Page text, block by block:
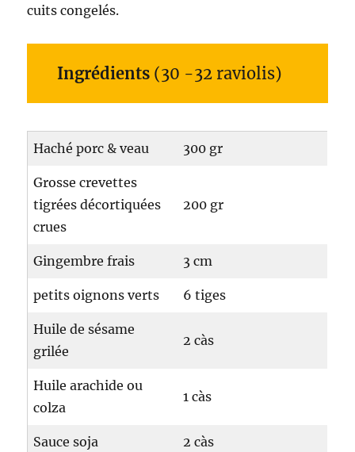
cuits congelés.
Ingrédients (30 -32 raviolis)
Haché porc & veau 300 gr
Grosse crevettes
tigrées décortiquées
crues
200 gr
Gingembre frais 3 cm
petits oignons verts 6 tiges
Huile de sésame
grilée
2 càs
Huile arachide ou
colza
1 càs
Sauce soja 2 càs